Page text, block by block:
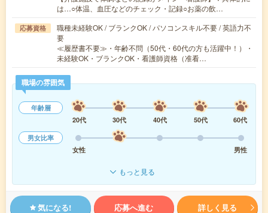
は…○体温、血圧などのチェック・記録○お薬の飲…
応募資格
職種未経験OK / ブランクOK / パソコンスキル不要 / 英語力不
要
≪履歴書不要≫・年齢不問（50代・60代の方も活躍中！）・
未経験OK・ブランクOK・看護師資格（准看…
職場の雰囲気
年齢層
20代
30代 40代 50代
60代
男女比率
女性
男性
もっと見る
気になる! 応募へ進む 詳しく見る